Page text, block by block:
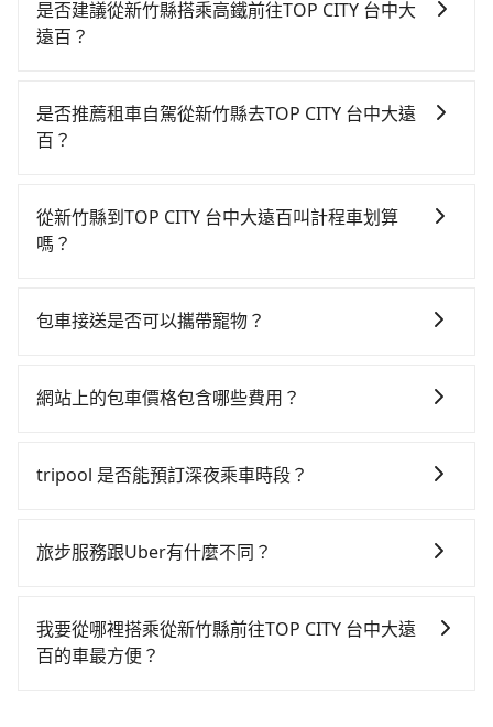
是否建議從新竹縣搭乘高鐵前往TOP CITY 台中大
遠百？
貴、費時、轉車麻煩，且難叫計程車前往高鐵站！從最
早07:02一直到23:32，新竹-台中一天最多有61班次高鐵
高鐵站後，步行進站、現場購票並於月台排隊的時間約
15分鐘，再乘坐24~32分鐘（平均27分）的高鐵從新竹
鐘、車費300元後，抵達TOP CITY 台中大遠百 (台中市
過新竹縣領有合法執照的計程車僅有700多輛，計程車的
接送，則每人平均花費約650元，費時1小時17分鐘。選
還不馬上來預約tripool！如果你僅有兩位乘車，也可參
是否推薦租車自駕從新竹縣去TOP CITY 台中大遠
百？
時不需要閉目養神（因為要自己開車），最重要的是你
當天就要來回，那在新竹路邊可隨租隨借的iRent應該是
縣（關西鎮）到TOP CITY 台中大遠百的花費預估為
時40元路邊停車費用預估進去，但額外的汽車保險與可
差的車款，如果人數超過四位，更是沒有較大的七人座
凹的車門仍未被修理，每一次租車都好像在開樂透一
車位，對於急著用車或者要載其他乘客的人來說就有不
小的風險。最後，雖然路邊隨租隨還看似方便，但實際
從新竹縣到TOP CITY 台中大遠百叫計程車划算
嗎？
灣大車隊、Uber、Line Taxi、Yoxi等。依照里程跳錶計
車，那要注意新竹縣僅有合法計程車約730輛，計程車密
質上，tripool都是你從新竹縣到TOP CITY 台中大遠百
包車接送是否可以攜帶寵物？
預定時特別勾選，是可以讓置入提籠或提袋內的中小型
網站上的包車價格包含哪些費用？
乘客險、司機小費、營業稅等，不會再有其他額外的費
tripool 是否能預訂深夜乘車時段？
旅步服務跟Uber有什麼不同？
中長程提供最優惠的價格。 (3) 全台服務，不分城市與郊
區。 (4) 有較為嚴謹的乘車時間與取消政策。
我要從哪裡搭乘從新竹縣前往TOP CITY 台中大遠
百的車最方便？